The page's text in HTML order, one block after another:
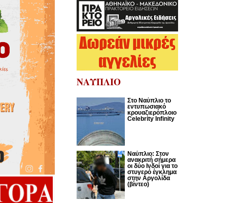
ΝΑΥΠΛΙΟ
Στο Ναύπλιο το
εντυπωσιακό
κρουαζιερόπλοιο
Celebrity Infinity
Nαύπλιο: Στον
ανακριτή σήμερα
οι δύο Ινδοί για το
στυγερό έγκλημα
στην Αργολίδα
(βίντεο)